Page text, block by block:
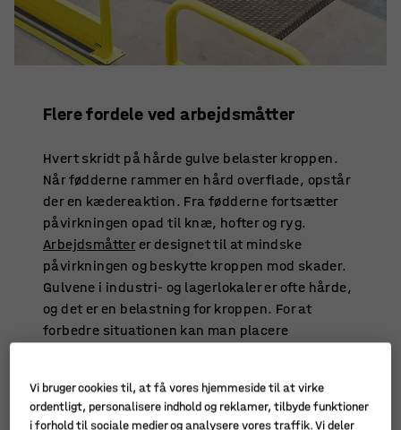
Flere fordele ved arbejdsmåtter
Hvert skridt på hårde gulve belaster kroppen.
Når fødderne rammer en hård overflade, opstår
der en kædereaktion. Fra fødderne fortsætter
påvirkningen opad til knæ, hofter og ryg.
Arbejdsmåtterer designet til at mindske
påvirkningen og beskytte kroppen mod skader.
Gulvene i industri- og lagerlokaler er ofte hårde,
og det er en belastning for kroppen. For at
forbedre situationen kan man placere
Måtternes blødhed dæmper påvirkningen.
Vi bruger cookies til, at få vores hjemmeside til at virke
ordentligt, personalisere indhold og reklamer, tilbyde funktioner
i forhold til sociale medier og analysere vores traffik. Vi deler